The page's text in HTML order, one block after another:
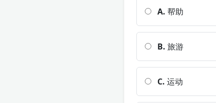
A. 帮助
B. 旅游
C. 运动